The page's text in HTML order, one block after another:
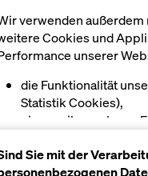
verwenden
Cookies und
unserer
die Funktionalität
Statistik Cookies),
einen reibungslosen
passende Werbung
Sie mit der